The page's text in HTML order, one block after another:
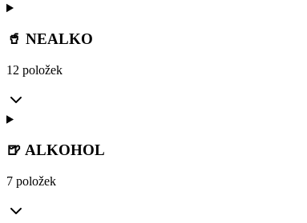
🥤 NEALKO
12 položek
🍺 ALKOHOL
7 položek